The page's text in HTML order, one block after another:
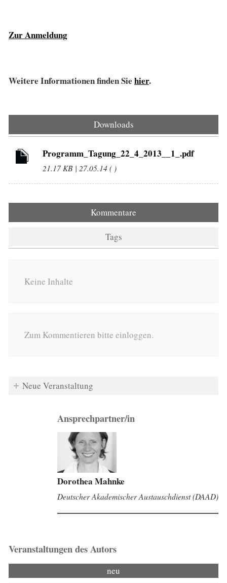
Zur Anmeldung
Weitere Informationen finden Sie hier.
Downloads
Programm_Tagung_22_4_2013__1_.pdf
21.17 KB | 27.05.14 ( )
Kommentare
Tags
Keine Inhalte
Zum Kommentieren bitte einloggen.
Neue Veranstaltung
Ansprechpartner/in
Dorothea Mahnke
Deutscher Akademischer Austauschdienst (DAAD)
Veranstaltungen des Autors
neu